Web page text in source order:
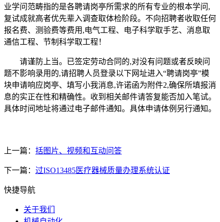
业学问范畴指的是各聘请岗亭所需求的所有专业的根本学问,
复试成就高者优先辈入调查取体检阶段。不向招聘者收取任何
报名费、测验费等费用,电气工程、电子科学取手艺、消息取
通信工程、节制科学取工程！
请谨防上当。已签定劳动合同的,对没有问题或者反映问
题不影响录用的,请招聘人员登录以下网址进入“聘请岗亭”模
块申请响应岗亭、填写小我消息,许诺函为附件2,确保所填报消
息的实正在性和精确性。收到相关邮件请答复能否加入笔试。
具体时间地址将通过电子邮件通知。具体申请体例另行通知。
上一篇： 括图片、视频和互动问答
下一篇： 过ISO13485医疗器械质量办理系统认证
快捷导航
关于我们